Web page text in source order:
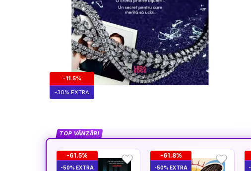
-11.5%
-30% EXTRA
TOP VÂNZĂRI
-61.5%
-50% EXTRA
-61.8%
-50% EXTRA